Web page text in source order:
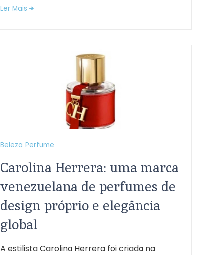
Ler Mais
Beleza Perfume
Carolina Herrera: uma marca
venezuelana de perfumes de
design próprio e elegância
global
A estilista Carolina Herrera foi criada na